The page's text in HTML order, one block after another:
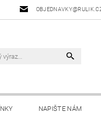
NAPIŠTE NÁM